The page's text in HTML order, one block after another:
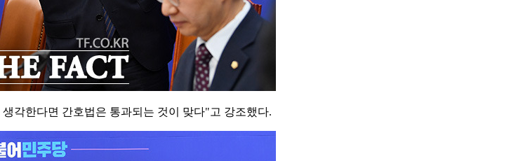
각한다면 간호법은 통과되는 것이 맞다"고 강조했다.